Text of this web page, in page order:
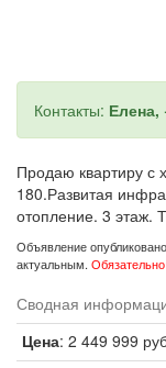
Контакты: Елена,
Продаю квартиру
180.Развитая
отопление. 3 этаж.
Объявление
актуальным.
Сводная
Цена: 2 449 999